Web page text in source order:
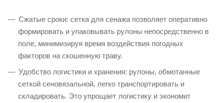
Сжатые сроки: сетка для сенажа позволяет оперативно
формировать и упаковывать рулоны непосредственно в
поле, минимизируя время воздействия погодных
факторов на скошенную траву.
Удобство логистики и хранения: рулоны, обмотанные
сеткой сеновязальной, легко транспортировать и
складировать. Это упрощает логистику и экономит